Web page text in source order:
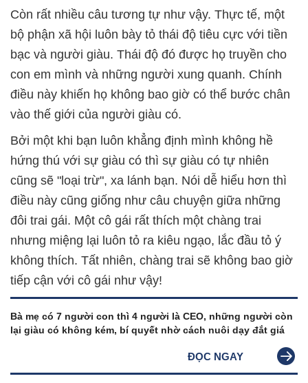
Còn rất nhiều câu tương tự như vậy. Thực tế, một
bộ phận xã hội luôn bày tỏ thái độ tiêu cực với tiền
bạc và người giàu. Thái độ đó được họ truyền cho
con em mình và những người xung quanh. Chính
điều này khiến họ không bao giờ có thể bước chân
vào thế giới của người giàu có.
Bởi một khi bạn luôn khẳng định mình không hề
hứng thú với sự giàu có thì sự giàu có tự nhiên
cũng sẽ "loại trừ", xa lánh bạn. Nói dễ hiểu hơn thì
điều này cũng giống như câu chuyện giữa những
đôi trai gái. Một cô gái rất thích một chàng trai
nhưng miệng lại luôn tỏ ra kiêu ngạo, lắc đầu tỏ ý
không thích. Tất nhiên, chàng trai sẽ không bao giờ
tiếp cận với cô gái như vậy!
Bà mẹ có 7 người con thì 4 người là CEO, những người còn
lại giàu có không kém, bí quyết nhờ cách nuôi dạy đắt giá
ĐỌC NGAY